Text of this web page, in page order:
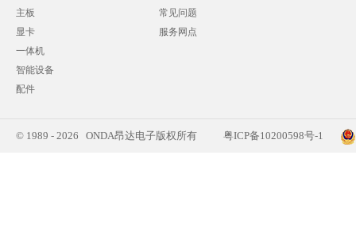
主板
显卡
一体机
智能设备
配件
常见问题
服务网点
© 1989 - 2026 ONDA昂达电子版权所有 粤ICP备10200598号-1